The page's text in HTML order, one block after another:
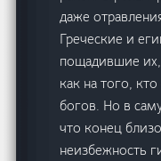
даже
Греческие и
пощадившие
как на того,
богов. Но в
что конец
неизбежность